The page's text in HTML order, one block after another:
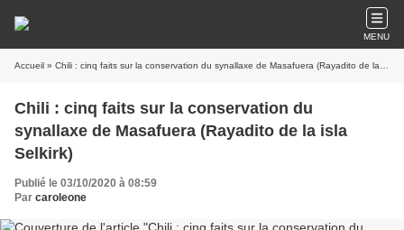
MENU
Accueil » Chili : cinq faits sur la conservation du synallaxe de Masafuera (Rayadito de la isla Selkirk)
Chili : cinq faits sur la conservation du
synallaxe de Masafuera (Rayadito de la isla
Selkirk)
Publié le 03/10/2020 à 08:59
Par caroleone